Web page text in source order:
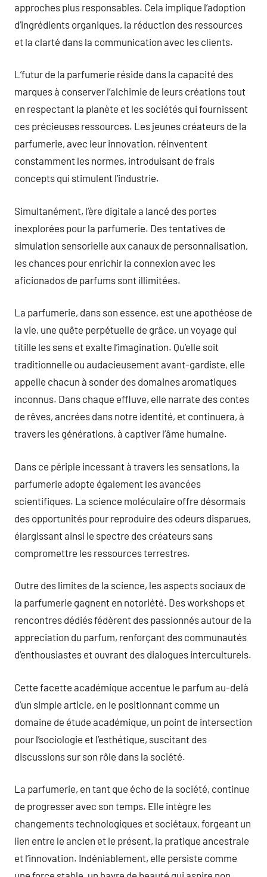
approches plus responsables. Cela implique l’adoption
d’ingrédients organiques, la réduction des ressources
et la clarté dans la communication avec les clients.
L’futur de la parfumerie réside dans la capacité des
marques à conserver l’alchimie de leurs créations tout
en respectant la planète et les sociétés qui fournissent
ces précieuses ressources. Les jeunes créateurs de la
parfumerie, avec leur innovation, réinventent
constamment les normes, introduisant de frais
concepts qui stimulent l’industrie.
Simultanément, l’ère digitale a lancé des portes
inexplorées pour la parfumerie. Des tentatives de
simulation sensorielle aux canaux de personnalisation,
les chances pour enrichir la connexion avec les
aficionados de parfums sont illimitées.
La parfumerie, dans son essence, est une apothéose de
la vie, une quête perpétuelle de grâce, un voyage qui
titille les sens et exalte l’imagination. Qu’elle soit
traditionnelle ou audacieusement avant-gardiste, elle
appelle chacun à sonder des domaines aromatiques
inconnus. Dans chaque effluve, elle narrate des contes
de rêves, ancrées dans notre identité, et continuera, à
travers les générations, à captiver l’âme humaine.
Dans ce périple incessant à travers les sensations, la
parfumerie adopte également les avancées
scientifiques. La science moléculaire offre désormais
des opportunités pour reproduire des odeurs disparues,
élargissant ainsi le spectre des créateurs sans
compromettre les ressources terrestres.
Outre des limites de la science, les aspects sociaux de
la parfumerie gagnent en notoriété. Des workshops et
rencontres dédiés fédèrent des passionnés autour de la
appreciation du parfum, renforçant des communautés
d’enthousiastes et ouvrant des dialogues interculturels.
Cette facette académique accentue le parfum au-delà
d’un simple article, en le positionnant comme un
domaine de étude académique, un point de intersection
pour l’sociologie et l’esthétique, suscitant des
discussions sur son rôle dans la société.
La parfumerie, en tant que écho de la société, continue
de progresser avec son temps. Elle intègre les
changements technologiques et sociétaux, forgeant un
lien entre le ancien et le présent, la pratique ancestrale
et l’innovation. Indéniablement, elle persiste comme